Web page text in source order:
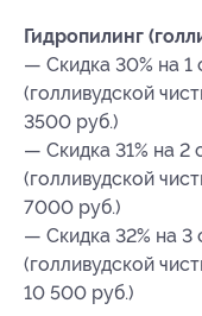
Гидропилинг
— Скидка 30% на 1
(голливудской
3500 руб.)
— Скидка 31% на 2
(голливудской
7000 руб.)
— Скидка 32% на 3
(голливудской
10 500 руб.)